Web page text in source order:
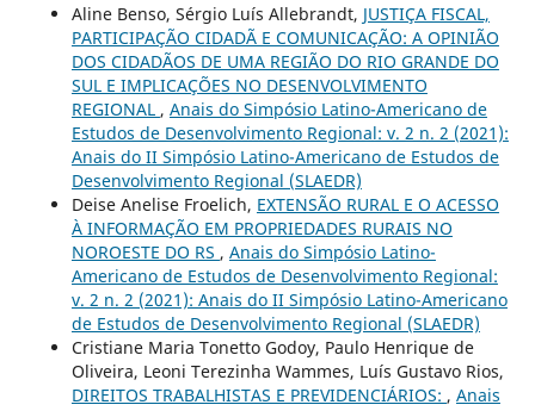
Aline Benso, Sérgio Luís Allebrandt, JUSTIÇA FISCAL,
PARTICIPAÇÃO CIDADÃ E COMUNICAÇÃO: A OPINIÃO
DOS CIDADÃOS DE UMA REGIÃO DO RIO GRANDE DO
SUL E IMPLICAÇÕES NO DESENVOLVIMENTO
REGIONAL , Anais do Simpósio Latino-Americano de
Estudos de Desenvolvimento Regional: v. 2 n. 2 (2021):
Anais do II Simpósio Latino-Americano de Estudos de
Desenvolvimento Regional (SLAEDR)
Deise Anelise Froelich, EXTENSÃO RURAL E O ACESSO
À INFORMAÇÃO EM PROPRIEDADES RURAIS NO
NOROESTE DO RS , Anais do Simpósio Latino-
Americano de Estudos de Desenvolvimento Regional:
v. 2 n. 2 (2021): Anais do II Simpósio Latino-Americano
de Estudos de Desenvolvimento Regional (SLAEDR)
Cristiane Maria Tonetto Godoy, Paulo Henrique de
Oliveira, Leoni Terezinha Wammes, Luís Gustavo Rios,
DIREITOS TRABALHISTAS E PREVIDENCIÁRIOS: , Anais